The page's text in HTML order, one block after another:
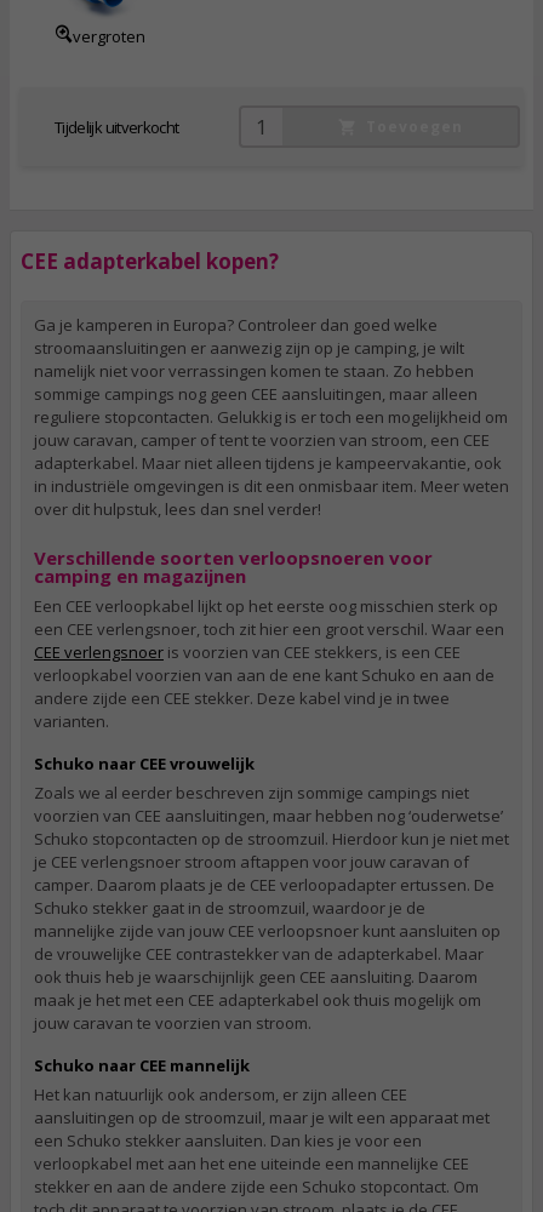
vergroten
Tijdelijk uitverkocht
CEE adapterkabel kopen?
Ga je kamperen in Europa? Controleer dan goed welke
stroomaansluitingen er aanwezig zijn op je camping, je wilt
namelijk niet voor verrassingen komen te staan. Zo hebben
sommige campings nog geen CEE aansluitingen, maar alleen
reguliere stopcontacten. Gelukkig is er toch een mogelijkheid om
jouw caravan, camper of tent te voorzien van stroom, een CEE
adapterkabel. Maar niet alleen tijdens je kampeervakantie, ook
in industriële omgevingen is dit een onmisbaar item. Meer weten
over dit hulpstuk, lees dan snel verder!
Verschillende soorten verloopsnoeren voor
camping en magazijnen
Een CEE verloopkabel lijkt op het eerste oog misschien sterk op
een CEE verlengsnoer, toch zit hier een groot verschil. Waar een
CEE verlengsnoer is voorzien van CEE stekkers, is een CEE
verloopkabel voorzien van aan de ene kant Schuko en aan de
andere zijde een CEE stekker. Deze kabel vind je in twee
varianten.
Schuko naar CEE vrouwelijk
Zoals we al eerder beschreven zijn sommige campings niet
voorzien van CEE aansluitingen, maar hebben nog ‘ouderwetse’
Schuko stopcontacten op de stroomzuil. Hierdoor kun je niet met
je CEE verlengsnoer stroom aftappen voor jouw caravan of
camper. Daarom plaats je de CEE verloopadapter ertussen. De
Schuko stekker gaat in de stroomzuil, waardoor je de
mannelijke zijde van jouw CEE verloopsnoer kunt aansluiten op
de vrouwelijke CEE contrastekker van de adapterkabel. Maar
ook thuis heb je waarschijnlijk geen CEE aansluiting. Daarom
maak je het met een CEE adapterkabel ook thuis mogelijk om
jouw caravan te voorzien van stroom.
Schuko naar CEE mannelijk
Het kan natuurlijk ook andersom, er zijn alleen CEE
aansluitingen op de stroomzuil, maar je wilt een apparaat met
een Schuko stekker aansluiten. Dan kies je voor een
verloopkabel met aan het ene uiteinde een mannelijke CEE
stekker en aan de andere zijde een Schuko stopcontact. Om